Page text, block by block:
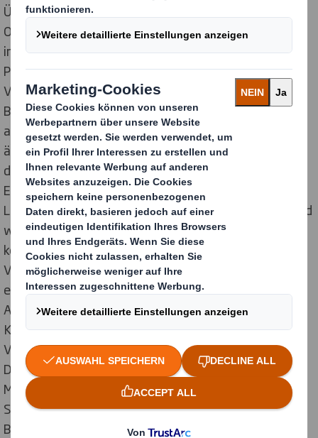
Über 116 Millionen Mal haben fashionbegeisterte
Online-Shopper in 2018 auf den „Jetzt kaufen“-Button
im Webshop von Zalando gedrückt. Damit sind über 28
Prozent mehr Bestellungen eingegangen als noch im
Vorjahr. Damit die Waren trotz des wachsenden
Bestellaufkommens pünktlich und sicher beim Kunden
ankommen, sind in den Lager- und Logistikzentren
äußerst effiziente Prozesse gefragt. Insbesondere an
den Packtischen zählt jede Sekunde, um die
Erwartungen und Wünsche der Kunden nach schnellen
Lieferzeiten bestmöglich zu erfüllen. Aus diesem Grund
wollte Zalando seine am häufigsten zum Einsatz
kommende Verpackungsgröße, deren Maße dem
Volumen von zwei standardisierten Schuhkartons
entsprechen, auf den schneller aufzufaltenden
Automatikboden umstellen. Mit der
Konstruktionsänderung wurden die Display- und
Verpackungsstrategen von DS Smith beauftragt.
Deren Lösung mit Automatikboden folgt industriellen
Maßstäben und erfüllt mit einem
Stapelstauchwiderstand von 1400 Newton die hohen
Belastungsanforderungen.